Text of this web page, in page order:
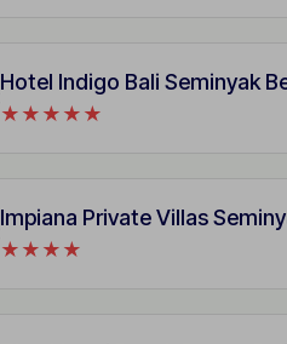
Hotel Indigo Bali Seminyak
★★★★★
Impiana Private Villas
★★★★